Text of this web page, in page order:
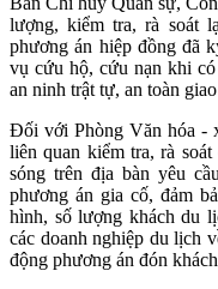
lượng, kiểm tra, rà soát
phương án hiệp đồng đã
vụ cứu hộ, cứu nạn khi
an ninh trật tự, an toàn
Đối với Phòng Văn hóa -
liên quan kiểm tra, rà
sóng trên địa bàn yêu
phương án gia cố, đảm
hình, số lượng khách du
các doanh nghiệp du lịch
động phương án đón